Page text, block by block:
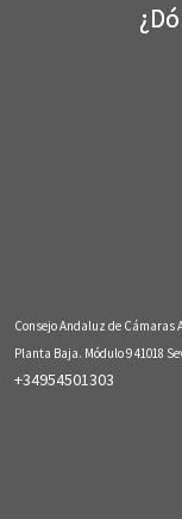
Consejo Andaluz de Cámaras
Planta Baja. Módulo 9 41018
+34954501303